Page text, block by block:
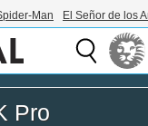
Man El Señor de los
Pro